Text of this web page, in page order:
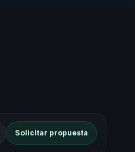
Solicitar propuesta